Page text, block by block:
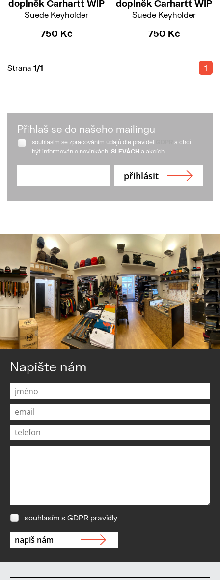
doplněk Carhartt WIP
Suede Keyholder
750 Kč
doplněk Carhartt WIP
Suede Keyholder
750 Kč
Strana 1/1 1
Přihlaš se do našeho mailingu
souhlasím se zpracováním údajů dle pravidel
a chci
být informován o novinkách, SLEVÁCH a akcích
Napište nám
souhlasím s GDPR pravidly